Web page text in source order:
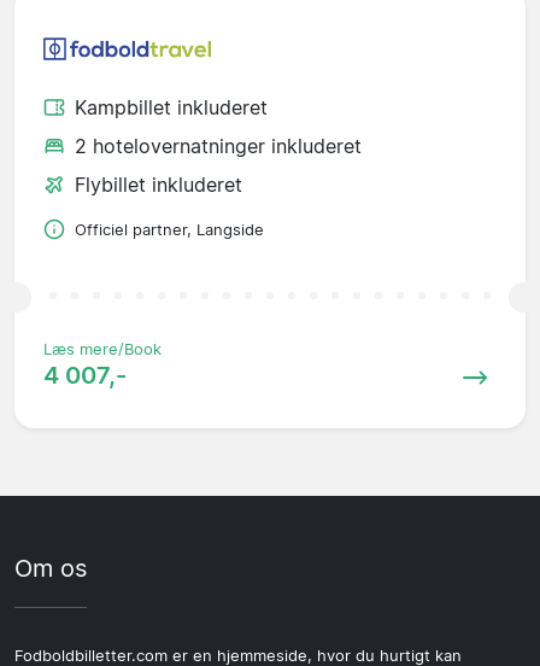
Kampbillet inkluderet
2 hotelovernatninger inkluderet
Flybillet inkluderet
Officiel partner, Langside
Læs mere/Book
4 007,-
Om os
Fodboldbilletter.com er en hjemmeside, hvor du hurtigt kan